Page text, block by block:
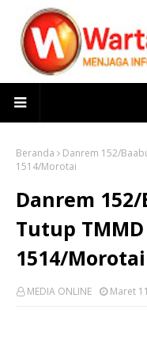
Beranda
Danrem 152/
1514/Morotai
Danrem
Tutup
1514/Morotai
MEDIA ONLINE Maret